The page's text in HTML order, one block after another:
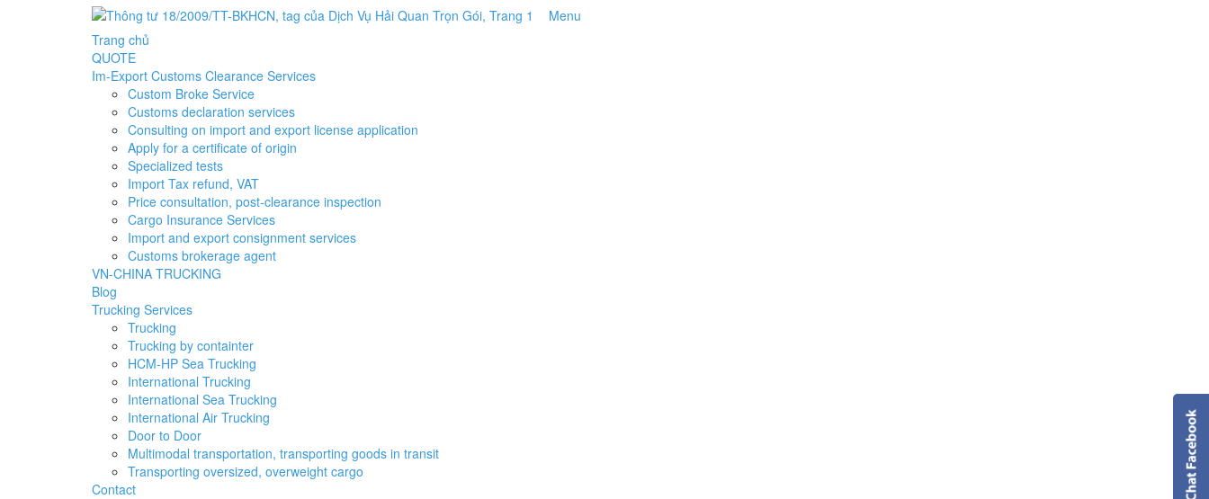
Menu
Trang chủ
QUOTE
Im-Export Customs Clearance Services
Custom Broke Service
Customs declaration services
Consulting on import and export license application
Apply for a certificate of origin
Specialized tests
Import Tax refund, VAT
Price consultation, post-clearance inspection
Cargo Insurance Services
Import and export consignment services
Customs brokerage agent
VN-CHINA TRUCKING
Blog
Trucking Services
Trucking
Trucking by containter
HCM-HP Sea Trucking
International Trucking
International Sea Trucking
International Air Trucking
Door to Door
Multimodal transportation, transporting goods in transit
Transporting oversized, overweight cargo
Contact